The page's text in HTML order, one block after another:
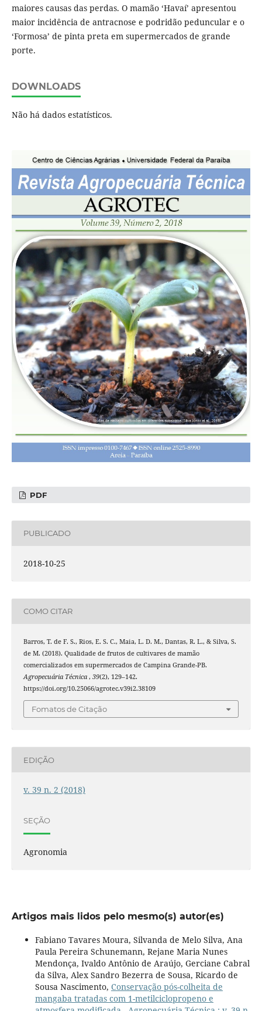
maiores causas das perdas. O mamão ‘Havaí’ apresentou
maior incidência de antracnose e podridão peduncular e o
‘Formosa’ de pinta preta em supermercados de grande
porte.
DOWNLOADS
Não há dados estatísticos.
PDF
PUBLICADO
2018-10-25
COMO CITAR
Barros, T. de F. S., Rios, E. S. C., Maia, L. D. M., Dantas, R. L., & Silva, S.
de M. (2018). Qualidade de frutos de cultivares de mamão
comercializados em supermercados de Campina Grande-PB.
Agropecuária Técnica , 39(2), 129–142.
https://doi.org/10.25066/agrotec.v39i2.38109
Fomatos de Citação
EDIÇÃO
v. 39 n. 2 (2018)
SEÇÃO
Agronomia
Artigos mais lidos pelo mesmo(s) autor(es)
Fabiano Tavares Moura, Silvanda de Melo Silva, Ana
Paula Pereira Schunemann, Rejane Maria Nunes
Mendonça, Ivaldo Antônio de Araújo, Gerciane Cabral
da Silva, Alex Sandro Bezerra de Sousa, Ricardo de
Sousa Nascimento, Conservação pós-colheita de
mangaba tratadas com 1-metilciclopropeno e